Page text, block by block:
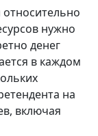
нужно
денег
в каждом
на
включая